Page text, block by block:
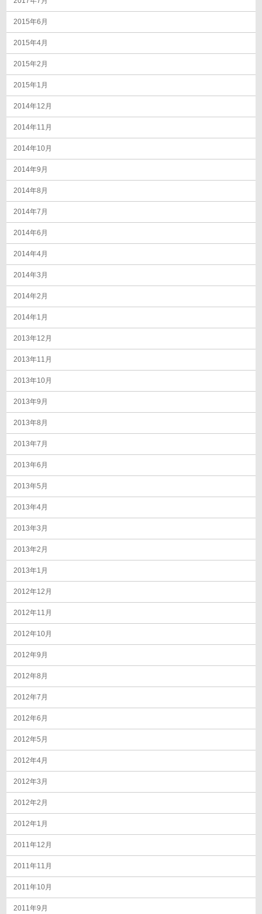
2015年6月
2015年4月
2015年2月
2015年1月
2014年12月
2014年11月
2014年10月
2014年9月
2014年8月
2014年7月
2014年6月
2014年4月
2014年3月
2014年2月
2014年1月
2013年12月
2013年11月
2013年10月
2013年9月
2013年8月
2013年7月
2013年6月
2013年5月
2013年4月
2013年3月
2013年2月
2013年1月
2012年12月
2012年11月
2012年10月
2012年9月
2012年8月
2012年7月
2012年6月
2012年5月
2012年4月
2012年3月
2012年2月
2012年1月
2011年12月
2011年11月
2011年10月
2011年9月